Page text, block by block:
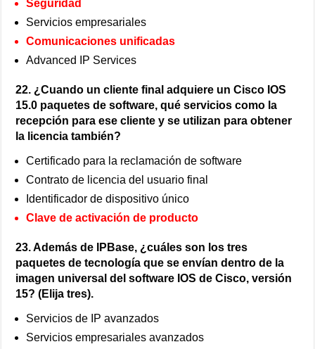
Seguridad
Servicios empresariales
Comunicaciones unificadas
Advanced IP Services
22. ¿Cuando un cliente final adquiere un Cisco IOS
15.0 paquetes de software, qué servicios como la
recepción para ese cliente y se utilizan para obtener
la licencia también?
Certificado para la reclamación de software
Contrato de licencia del usuario final
Identificador de dispositivo único
Clave de activación de producto
23. Además de IPBase, ¿cuáles son los tres
paquetes de tecnología que se envían dentro de la
imagen universal del software IOS de Cisco, versión
15? (Elija tres).
Servicios de IP avanzados
Servicios empresariales avanzados